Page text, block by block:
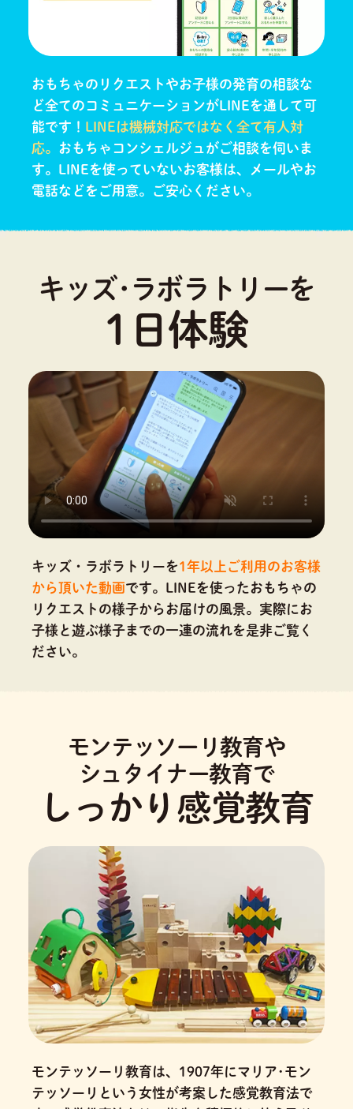
おもちゃのリクエストやお子様の発育の相談な
ど全てのコミュニケーションがLINEを通して可
能です！ LINEは機械対応ではなく全て有人対
応。 おもちゃコンシェルジュがご相談を伺いま
す。 LINEを使っていないお客様は、メールやお
電話などをご用意。ご安心ください。
キッズ･ラボラトリーを
1日体験
キッズ・ラボラトリーを1年以上ご利用のお客様
から頂いた動画です。 LINEを使ったおもちゃの
リクエストの様子からお届けの風景。実際にお
子様と遊ぶ様子までの一連の流れを是非ご覧く
ださい。
モンテッソーリ教育や
シュタイナー教育で
しっかり感覚教育
モンテッソーリ教育は、1907年にマリア･モン
テッソーリという女性が考案した感覚教育法で